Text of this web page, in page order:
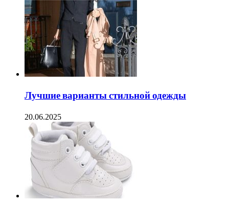
Лучшие варианты стильной одежды
20.06.2025